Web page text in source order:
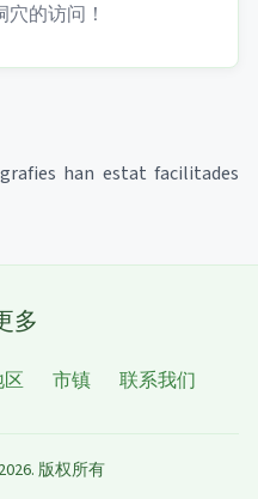
的访问！
han estat facilitades
多
区 市镇 联系我们
2026. 版权所有